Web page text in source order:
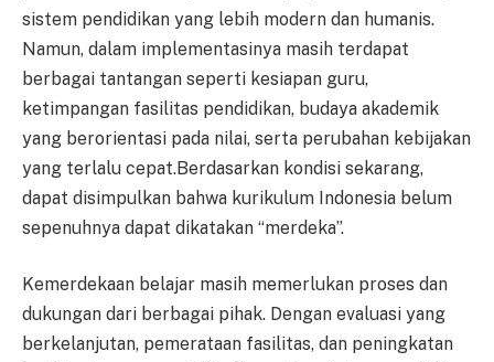
sistem pendidikan yang lebih modern dan humanis.
Namun, dalam implementasinya masih terdapat
berbagai tantangan seperti kesiapan guru,
ketimpangan fasilitas pendidikan, budaya akademik
yang berorientasi pada nilai, serta perubahan kebijakan
yang terlalu cepat.Berdasarkan kondisi sekarang,
dapat disimpulkan bahwa kurikulum Indonesia belum
sepenuhnya dapat dikatakan “merdeka”.
Kemerdekaan belajar masih memerlukan proses dan
dukungan dari berbagai pihak. Dengan evaluasi yang
berkelanjutan, pemerataan fasilitas, dan peningkatan